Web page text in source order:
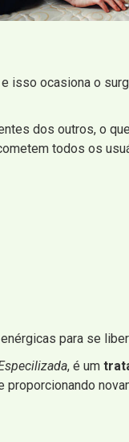
e isso ocasiona o
dos outros, o
todos os
para se
, é um
proporcionando